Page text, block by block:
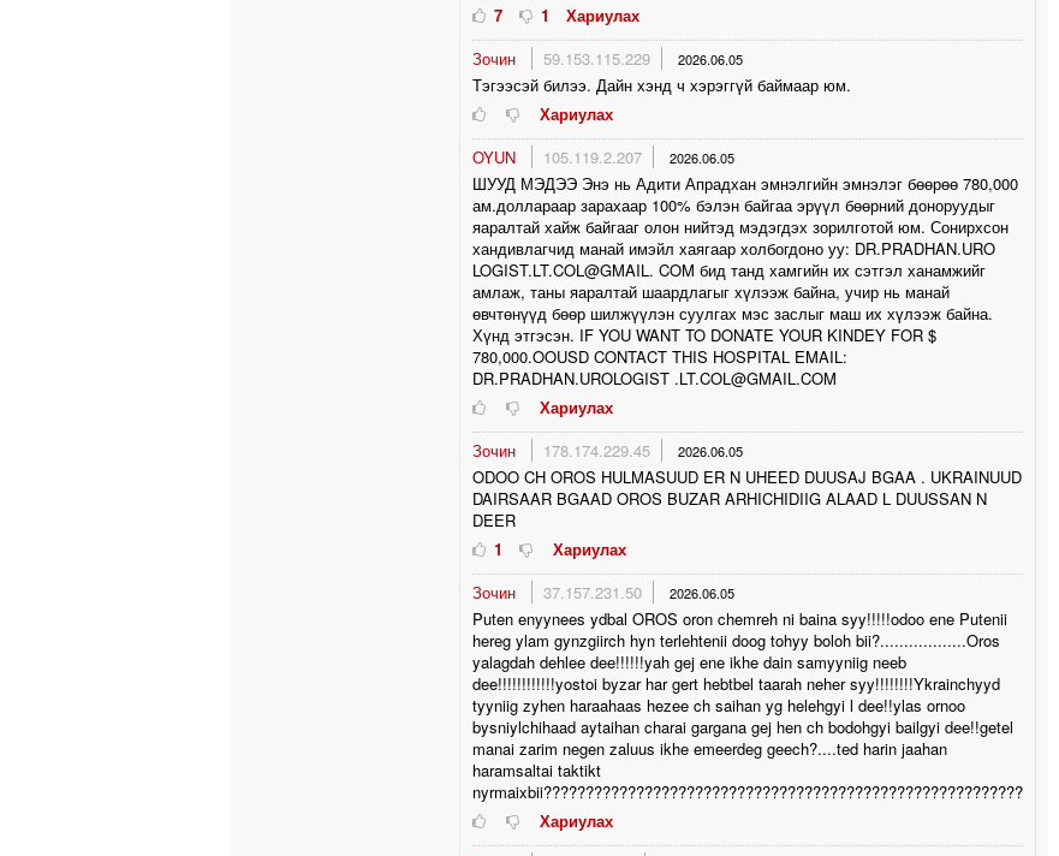
7
1
Хариулах
Зочин
59.153.115.229 2026.06.05
Тэгээсэй билээ. Дайн хэнд ч хэрэггүй баймаар юм.
Хариулах
OYUN
105.119.2.207 2026.06.05
ШУУД МЭДЭЭ Энэ нь Адити Апрадхан эмнэлгийн эмнэлэг бөөрөө 780,000
ам.доллараар зарахаар 100% бэлэн байгаа эрүүл бөөрний доноруудыг
яаралтай хайж байгааг олон нийтэд мэдэгдэх зорилготой юм. Сонирхсон
хандивлагчид манай имэйл хаягаар холбогдоно уу: DR.PRADHAN.URO
LOGIST.LT.COL@GMAIL. COM бид танд хамгийн их сэтгэл ханамжийг
амлаж, таны яаралтай шаардлагыг хүлээж байна, учир нь манай
өвчтөнүүд бөөр шилжүүлэн суулгах мэс заслыг маш их хүлээж байна.
Хүнд этгэсэн. IF YOU WANT TO DONATE YOUR KINDEY FOR $
780,000.OOUSD CONTACT THIS HOSPITAL EMAIL:
DR.PRADHAN.UROLOGIST .LT.COL@GMAIL.COM
Хариулах
Зочин
178.174.229.45 2026.06.05
ODOO CH OROS HULMASUUD ER N UHEED DUUSAJ BGAA . UKRAINUUD
DAIRSAAR BGAAD OROS BUZAR ARHICHIDIIG ALAAD L DUUSSAN N
DEER
1
Хариулах
Зочин
37.157.231.50 2026.06.05
Puten enyynees ydbal OROS oron chemreh ni baina syy!!!!!odoo ene Putenii
hereg ylam gynzgiirch hyn terlehtenii doog tohyy boloh bii?..................Oros
yalagdah dehlee dee!!!!!!yah gej ene ikhe dain samyyniig neeb
dee!!!!!!!!!!!!yostoi byzar har gert hebtbel taarah neher syy!!!!!!!!Ykrainchyyd
tyyniig zyhen haraahaas hezee ch saihan yg helehgyi l dee!!ylas ornoo
bysniylchihaad aytaihan charai gargana gej hen ch bodohgyi bailgyi dee!!getel
manai zarim negen zaluus ikhe emeerdeg geech?....ted harin jaahan
haramsaltai taktikt
nyrmaixbii?????????????????????????????????????????????????????????
Хариулах